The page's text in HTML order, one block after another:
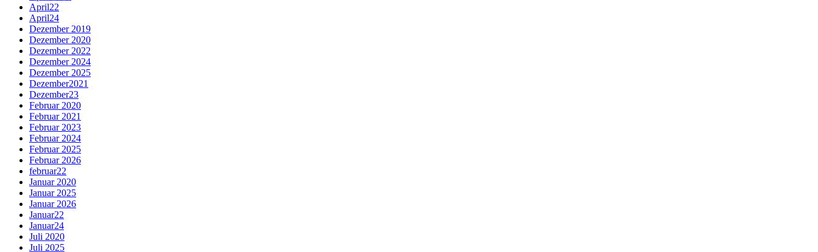
April22
April24
Dezember 2019
Dezember 2020
Dezember 2022
Dezember 2024
Dezember 2025
Dezember2021
Dezember23
Februar 2020
Februar 2021
Februar 2023
Februar 2024
Februar 2025
Februar 2026
februar22
Januar 2020
Januar 2025
Januar 2026
Januar22
Januar24
Juli 2020
Juli 2025